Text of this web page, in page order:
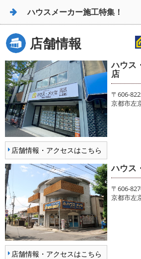
ハウスメーカー施工特集！
店舗情報
店舗情報・アクセスはこちら
ハウス
店
〒606-
京都市左
店舗情報・アクセスはこちら
ハウス
〒606-
京都市左